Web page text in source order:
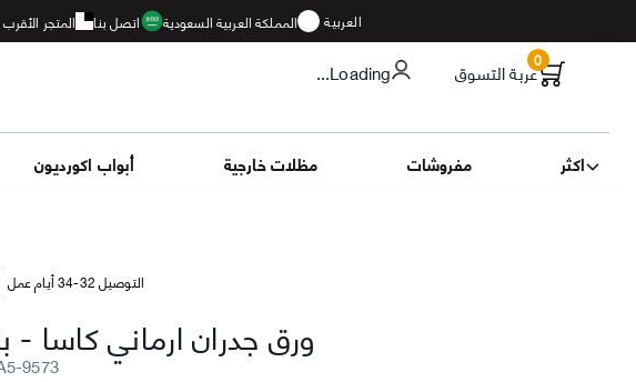
المتجر اتصل بنا المملكة العربية السعودية العربية
...Loading عربة التسوق0
أبواب اكورديون مظلات خارجية مفروشات اكثر
التوصيل 32-34 أيام عمل
ورق جدران ارماني كاسا -
9573